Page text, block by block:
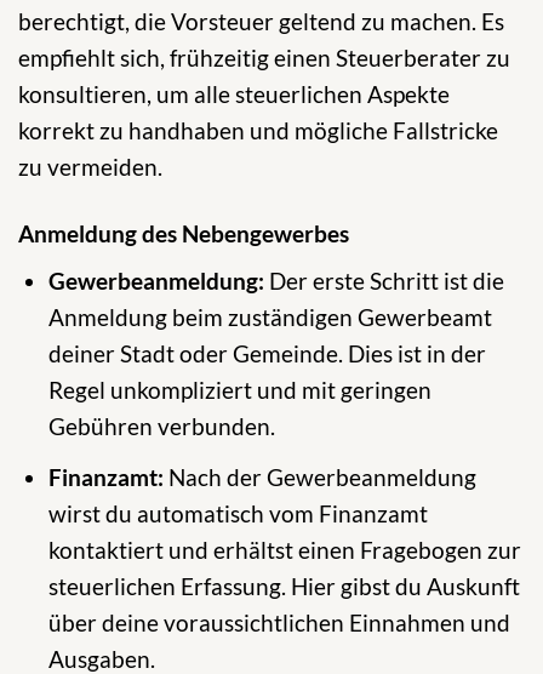
berechtigt, die Vorsteuer geltend zu machen. Es
empfiehlt sich, frühzeitig einen Steuerberater zu
konsultieren, um alle steuerlichen Aspekte
korrekt zu handhaben und mögliche Fallstricke
zu vermeiden.
Anmeldung des Nebengewerbes
Gewerbeanmeldung: Der erste Schritt ist die
Anmeldung beim zuständigen Gewerbeamt
deiner Stadt oder Gemeinde. Dies ist in der
Regel unkompliziert und mit geringen
Gebühren verbunden.
Finanzamt: Nach der Gewerbeanmeldung
wirst du automatisch vom Finanzamt
kontaktiert und erhältst einen Fragebogen zur
steuerlichen Erfassung. Hier gibst du Auskunft
über deine voraussichtlichen Einnahmen und
Ausgaben.